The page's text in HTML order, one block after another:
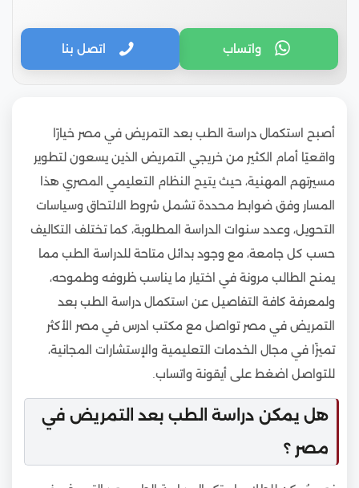
واتساب اتصل بنا
أصبح استكمال دراسة الطب بعد التمريض في مصر خيارًا
واقعيًا أمام الكثير من خريجي التمريض الذين يسعون لتطوير
مسيرتهم المهنية، حيث يتيح النظام التعليمي المصري هذا
المسار وفق ضوابط محددة تشمل شروط الالتحاق وسياسات
التحويل، وعدد سنوات الدراسة المطلوبة، كما تختلف التكاليف
حسب كل جامعة، مع وجود بدائل متاحة للدراسة الطب مما
يمنح الطالب مرونة في اختيار ما يناسب ظروفه وطموحه،
ولمعرفة كافة التفاصيل عن استكمال دراسة الطب بعد
التمريض في مصر تواصل مع مكتب ادرس في مصر الأكثر
تميزًا في مجال الخدمات التعليمية والإستشارات المجانية،
للتواصل اضغط على أيقونة واتساب.
هل يمكن دراسة الطب بعد التمريض في
مصر ؟